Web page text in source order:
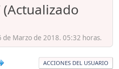
Marzo de 2018. 05:32 horas.
ACCIONES DEL USUARIO